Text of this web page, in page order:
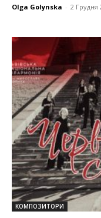
Olga Golynska - 2 Грудня
КОМПОЗИТОРИ